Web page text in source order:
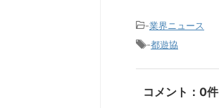
-業界ニュース
-都遊協
コメント：0件